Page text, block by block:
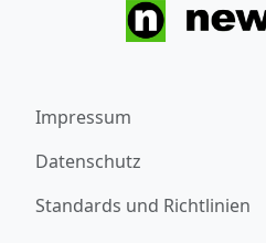
Impressum
Datenschutz
Standards und Richtlinien